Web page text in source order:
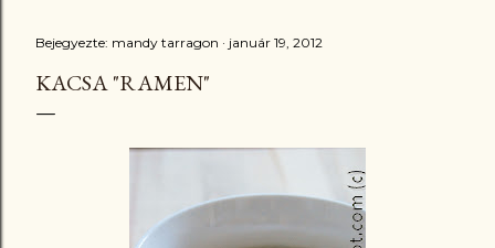
Bejegyezte: mandy tarragon január 19, 2012
KACSA "RAMEN"